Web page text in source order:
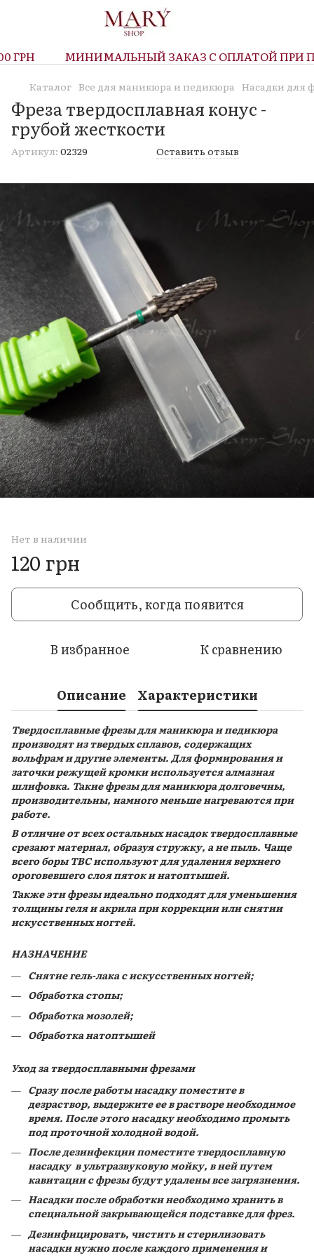
МИНИМАЛЬНЫЙ ЗАКАЗ С ОПЛАТОЙ ПРИ
Каталог Все для маникюра и педикюра Насадки для
Фреза твердосплавная конус -
грубой жесткости
Артикул: 02329 Оставить отзыв
Нет в наличии
120 грн
Сообщить, когда появится
В избранное К сравнению
Описание Характеристики
Твердосплавные фрезы для маникюра и педикюра
производят из твердых сплавов, содержащих
вольфрам и другие элементы. Для формирования и
заточки режущей кромки используется алмазная
шлифовка. Такие фрезы для маникюра долговечны,
производительны, намного меньше нагреваются при
работе.
В отличие от всех остальных насадок твердосплавные
срезают материал, образуя стружку, а не пыль. Чаще
всего боры ТВС используют для удаления верхнего
ороговевшего слоя пяток и натоптышей.
Также эти фрезы идеально подходят для уменьшения
толщины геля и акрила при коррекции или снятии
искусственных ногтей.
НАЗНАЧЕНИЕ
Снятие гель-лака с искусственных ногтей;
Обработка стопы;
Обработка мозолей;
Обработка натоптышей
Уход за твердосплавными фрезами
Сразу после работы насадку поместите в
дезраствор, выдержите ее в растворе необходимое
время. После этого насадку необходимо промыть
под проточной холодной водой.
После дезинфекции поместите твердосплавную
насадку в ультразвуковую мойку, в ней путем
кавитации с фрезы будут удалены все загрязнения.
Насадки после обработки необходимо хранить в
специальной закрывающейся подставке для фрез.
Дезинфицировать, чистить и стерилизовать
насадки нужно после каждого применения и